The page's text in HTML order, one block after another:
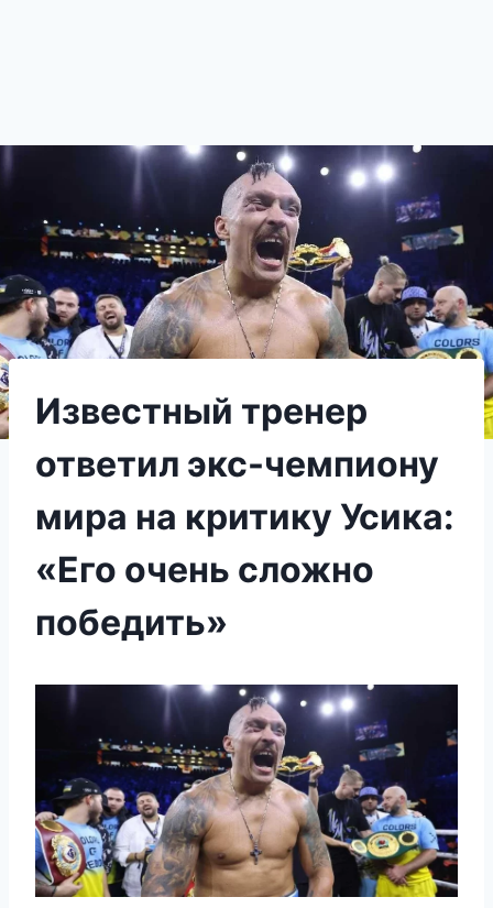
Известный тренер
ответил экс-чемпиону
мира на критику Усика:
«Его очень сложно
победить»